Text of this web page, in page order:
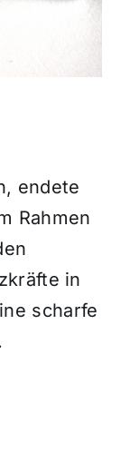
endete
Rahmen
in
scharfe